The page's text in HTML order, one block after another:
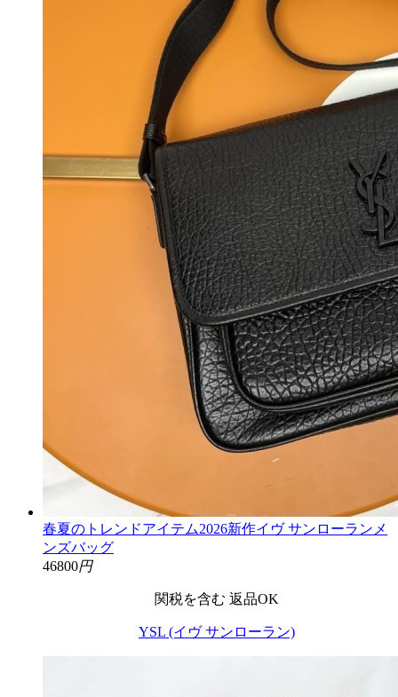
春夏のトレンドアイテム2026新作イヴ サンローランメ
ンズバッグ
46800円
関税を含む 返品OK
YSL (イヴ サンローラン)